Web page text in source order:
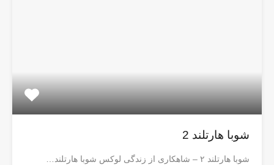
شوبا هارتلند 2
شوبا هارتلند ۲ – شاهکاری از زندگی لوکس شوبا هارتلند…